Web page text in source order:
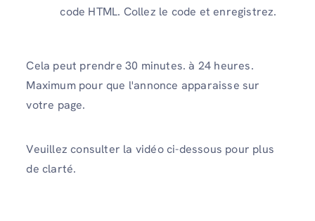
code HTML. Collez le code et enregistrez.
Cela peut prendre 30 minutes. à 24 heures.
Maximum pour que l'annonce apparaisse sur
votre page.
Veuillez consulter la vidéo ci-dessous pour plus
de clarté.